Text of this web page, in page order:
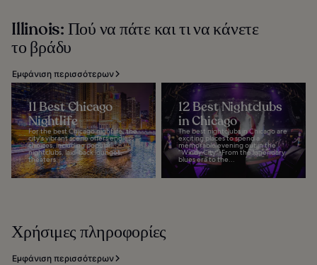
Illinois: Πού να πάτε και τι να κάνετε
το βράδυ
Εμφάνιση περισσότερων
11 Best Chicago
Nightlife
For the best Chicago nightlife, the
city's vibrant scene offers endless
choices, including popular
nightclubs, laid-back lounges,
theaters...
12 Best Nightclubs
in Chicago
The best nightclubs in Chicago are
exciting places to spend a
memorable evening out in the
“Windy City”. From the legendary
blues era to the...
Χρήσιμες πληροφορίες
Εμφάνιση περισσότερων